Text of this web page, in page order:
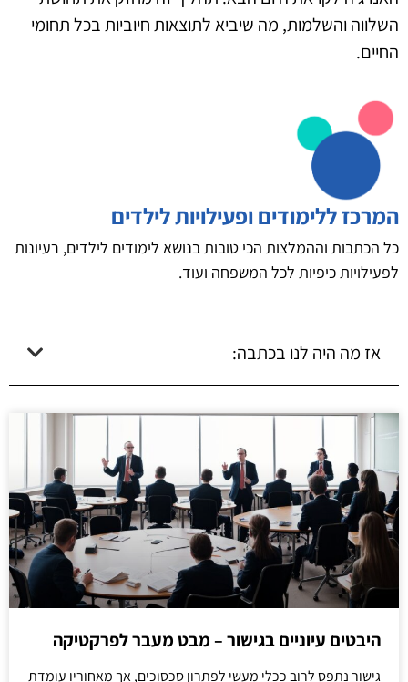
השלווה והשלמות, מה שיביא לתוצאות חיוביות בכל תחומי
החיים.
המרכז ללימודים ופעילויות לילדים
כל הכתבות וההמלצות הכי טובות בנושא לימודים לילדים, רעיונות
לפעילויות כיפיות לכל המשפחה ועוד.
אז מה היה לנו בכתבה:
היבטים עיוניים בגישור – מבט מעבר לפרקטיקה
גישור נתפס לרוב ככלי מעשי לפתרון סכסוכים, אך מאחוריו עומדת